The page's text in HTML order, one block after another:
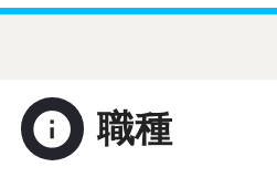
info 職種